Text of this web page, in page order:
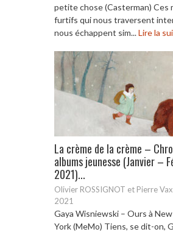
petite chose (Casterman) Ces
furtifs qui nous traversent
nous échappent sim...Lire la
La crème de la crème –
albums jeunesse (Janvier –
2021)...
Olivier ROSSIGNOT et Pierre Vax
2021
Gaya Wisniewski – Ours à New
York (MeMo) Tiens, se dit-on,